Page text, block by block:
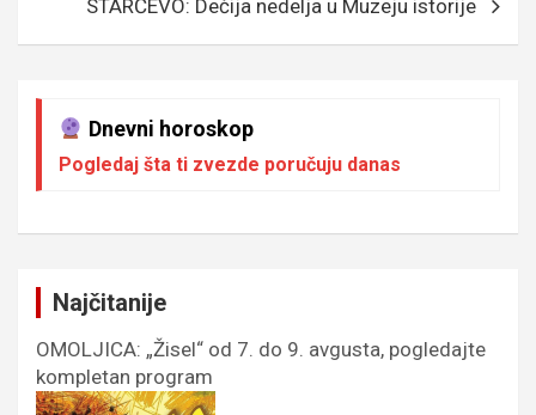
STARČEVO: Dečija nedelja u Muzeju istorije
Dnevni horoskop
Pogledaj šta ti zvezde poručuju danas
Najčitanije
OMOLJICA: „Žisel“ od 7. do 9. avgusta, pogledajte
kompletan program